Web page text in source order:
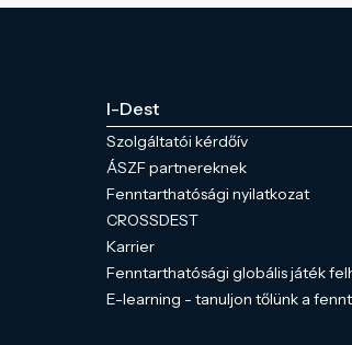
I-Dest
Szolgáltatói kérdőív
ÁSZF partnereknek
Fenntarthatósági nyilatkozat
CROSSDEST
Karrier
Fenntarthatósági globális játék
E-learning - tanuljon tőlünk a